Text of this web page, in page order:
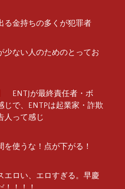
る金持ちの多くが犯罪者
少ない人のためのとってお
ENTJが最終責任者・ボ
じで、ENTPは起業家・詐欺
人って感じ
使うな！点が下がる！
エロい、エロすぎる。早慶